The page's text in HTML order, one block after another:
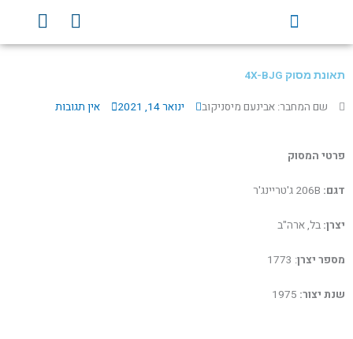
c
o
u
b
תאונת מסוק 4X-BJG
שם המחבר: אבינעם מיסניקוב ינואר 14, 2021 אין תגובות
פרטי המסוק
דגם:
יצרן: בל, ארה"ב
מספר יצרן: 1773
שנת יצור: